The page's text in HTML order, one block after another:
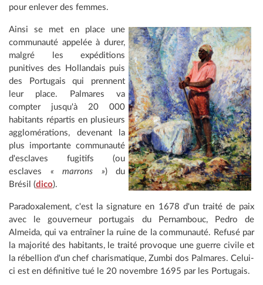
pour enlever des femmes.
Ainsi se met en place une
communauté appelée à durer,
malgré les expéditions
punitives des Hollandais puis
des Portugais qui prennent
leur place. Palmares va
compter jusqu'à 20 000
habitants répartis en plusieurs
agglomérations, devenant la
plus importante communauté
d'esclaves fugitifs (ou
esclaves « marrons ») du
Brésil (dico).
Paradoxalement, c'est la signature en 1678 d'un traité de paix
avec le gouverneur portugais du Pernambouc, Pedro de
Almeida, qui va entraîner la ruine de la communauté. Refusé par
la majorité des habitants, le traité provoque une guerre civile et
la rébellion d'un chef charismatique, Zumbi dos Palmares. Celui-
ci est en définitive tué le 20 novembre 1695 par les Portugais.